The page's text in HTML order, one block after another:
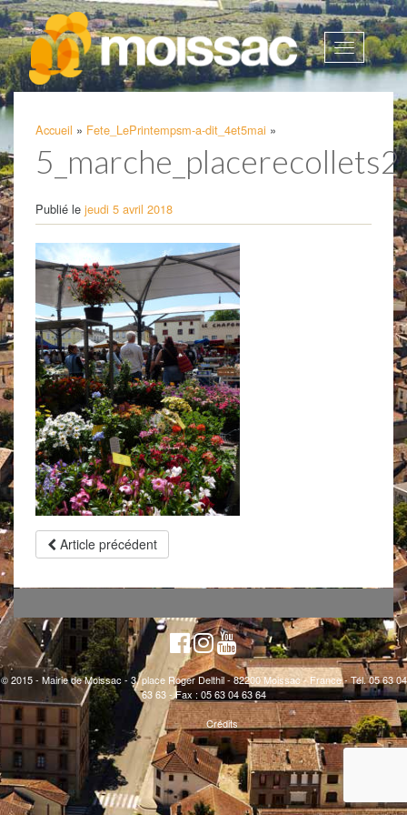
Afficher
la
Accueil » Fete_LePrintempsm-a-dit_4et5mai »
5_marche_placerecollets2
Publié le jeudi 5 avril 2018
Article précédent
© 2015 - Mairie de Moissac - 3, place Roger Delthil - 82200 Moissac - France - Tél. 05 63 04
63 63 - Fax : 05 63 04 63 64
Crédits